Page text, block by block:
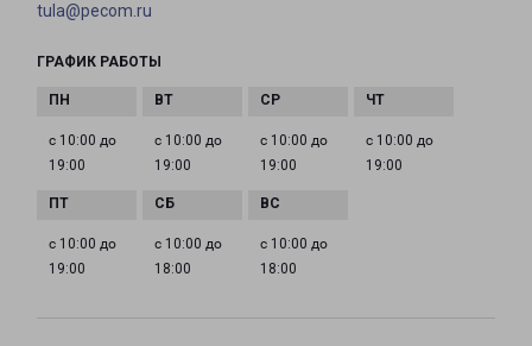
tula@pecom.ru
ГРАФИК РАБОТЫ
с 10:00 до
19:00
с 10:00 до
19:00
с 10:00 до
19:00
с 10:00 до
19:00
с 10:00 до
19:00
с 10:00 до
18:00
с 10:00 до
18:00